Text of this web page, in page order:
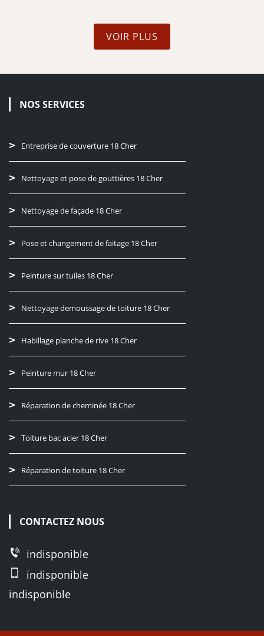
VOIR PLUS
NOS SERVICES
Entreprise de couverture 18 Cher
Nettoyage et pose de gouttières 18 Cher
Nettoyage de façade 18 Cher
Pose et changement de faitage 18 Cher
Peinture sur tuiles 18 Cher
Nettoyage demoussage de toiture 18 Cher
Habillage planche de rive 18 Cher
Peinture mur 18 Cher
Réparation de cheminée 18 Cher
Toiture bac acier 18 Cher
Réparation de toiture 18 Cher
CONTACTEZ NOUS
indisponible
indisponible
indisponible